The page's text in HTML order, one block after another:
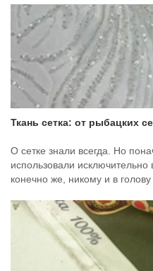
Ткань сетка: от рыбацких
О сетке знали всегда. Но
использовали исключительно
конечно же, никому и в